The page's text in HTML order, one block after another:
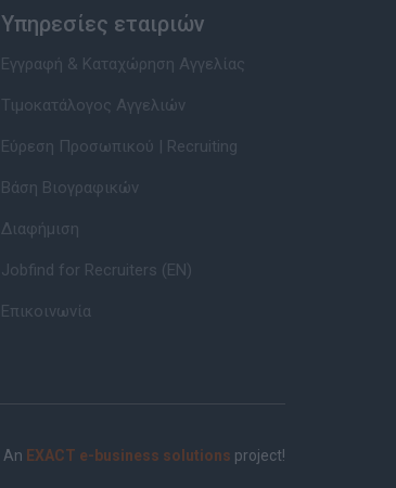
Υπηρεσίες εταιριών
Εγγραφή & Καταχώρηση Αγγελίας
Τιμοκατάλογος Αγγελιών
Εύρεση Προσωπικού | Recruiting
Βάση Βιογραφικών
Διαφήμιση
Jobfind for Recruiters (EN)
Επικοινωνία
An EXACT e-business solutions project!